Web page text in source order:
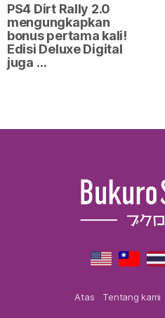
PS4 Dirt Rally 2.0
mengungkapkan
bonus pertama kali!
Edisi Deluxe Digital
juga …
Atas Tentang kami